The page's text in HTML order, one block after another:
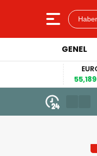
GENEL
EURO
55,18960,45%